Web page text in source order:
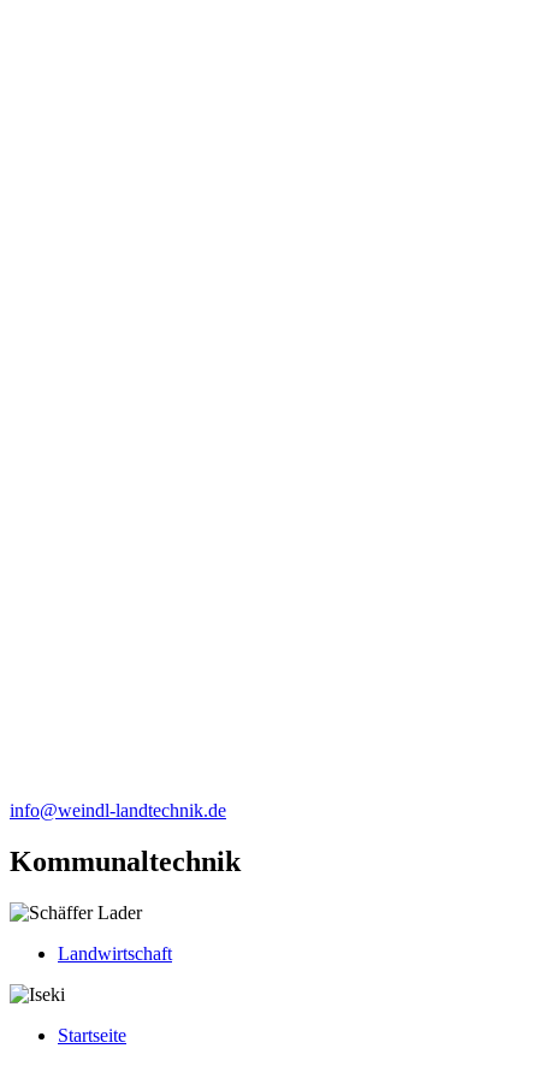
info@weindl-landtechnik.de
Kom­mu­nal­tech­nik
Landwirtschaft
Startseite